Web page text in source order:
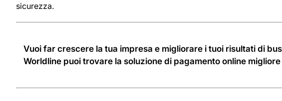
sicurezza.
Vuoi far crescere la tua impresa e migliorare i tuoi risultati di
Worldline puoi trovare la soluzione di pagamento online